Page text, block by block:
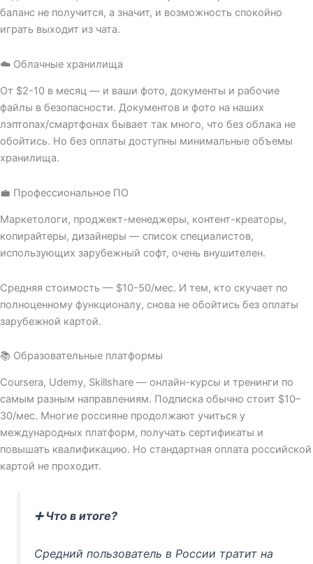
баланс не получится, а значит, и возможность спокойно
играть выходит из чата.
☁️ Облачные хранилища
От $2-10 в месяц — и ваши фото, документы и рабочие
файлы в безопасности. Документов и фото на наших
лэптопах/смартфонах бывает так много, что без облака не
обойтись. Но без оплаты доступны минимальные объемы
хранилища.
💼 Профессиональное ПО
Маркетологи, проджект-менеджеры, контент-креаторы,
копирайтеры, дизайнеры — список специалистов,
использующих зарубежный софт, очень внушителен.
Средняя стоимость — $10-50/мес. И тем, кто скучает по
полноценному функционалу, снова не обойтись без оплаты
зарубежной картой.
📚 Образовательные платформы
Coursera, Udemy, Skillshare — онлайн-курсы и тренинги по
самым разным направлениям. Подписка обычно стоит $10–
30/мес. Многие россияне продолжают учиться у
международных платформ, получать сертификаты и
повышать квалификацию. Но стандартная оплата российской
картой не проходит.
➕ Что в итоге?
Средний пользователь в России тратит на